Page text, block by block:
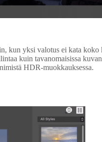
kun yksi valotus ei kata koko
kuin tavanomaisissa
HDR-muokkauksessa.